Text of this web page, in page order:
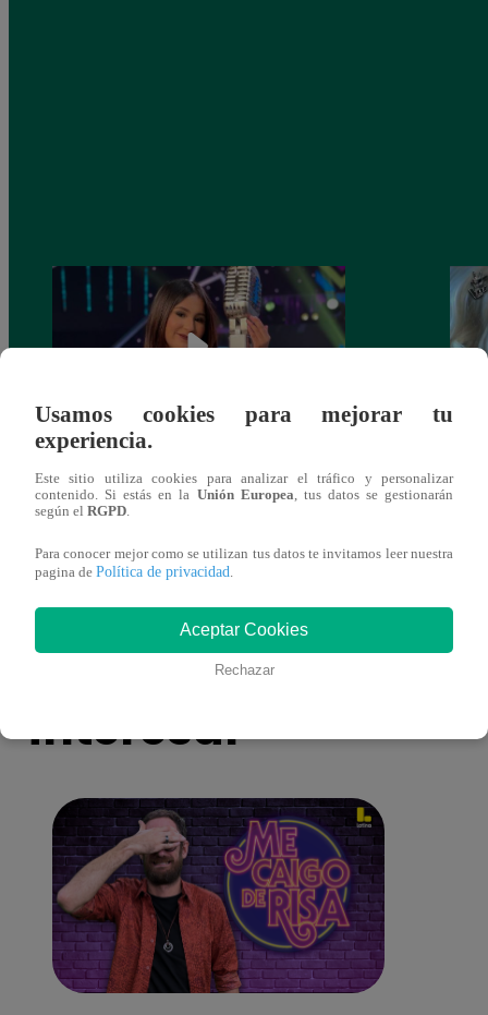
¡Imitadora de Laura Pausini se consagró
ganadora de Yo Soy: Nueva Generación!
También te puede
interesar
Usamos cookies para mejorar tu
experiencia.
Este sitio utiliza cookies para analizar el tráfico y personalizar
contenido. Si estás en la Unión Europea, tus datos se gestionarán
según el RGPD.
Para conocer mejor como se utilizan tus datos te invitamos leer nuestra
pagina de Política de privacidad.
Aceptar Cookies
Rechazar